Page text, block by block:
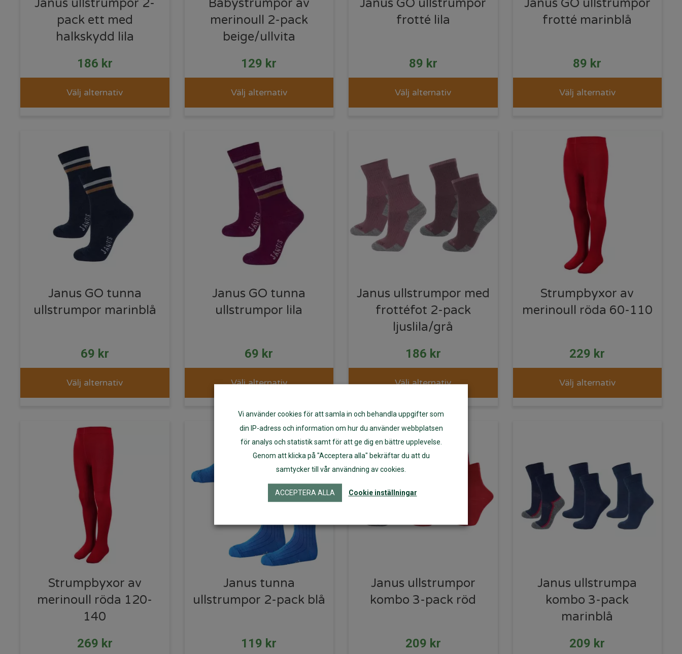
Janus ullstrumpor 2-
pack ett med
halkskydd lila
186 kr
Välj alternativ
Babystrumpor av
merinoull 2-pack
beige/ullvita
129 kr
Välj alternativ
Janus GO ullstrumpor
frotté lila
89 kr
Välj alternativ
Janus GO ullstrumpor
frotté marinblå
89 kr
Välj alternativ
Janus GO tunna
ullstrumpor marinblå
69 kr
Välj alternativ
Janus GO tunna
ullstrumpor lila
69 kr
Välj alternativ
Janus ullstrumpor med
frottéfot 2-pack
ljuslila/grå
186 kr
Välj alternativ
Strumpbyxor av
merinoull röda 60-110
229 kr
Välj alternativ
Strumpbyxor av
merinoull röda 120-
140
269 kr
Janus tunna
ullstrumpor 2-pack blå
119 kr
Janus ullstrumpor
kombo 3-pack röd
209 kr
Janus ullstrumpa
kombo 3-pack
marinblå
209 kr
Vi använder cookies för att samla in och behandla uppgifter som
din IP-adress och information om hur du använder webbplatsen
för analys och statistik samt för att ge dig en bättre upplevelse.
Genom att klicka på "Acceptera alla" bekräftar du att du
samtycker till vår användning av cookies.
ACCEPTERA ALLA Cookie inställningar